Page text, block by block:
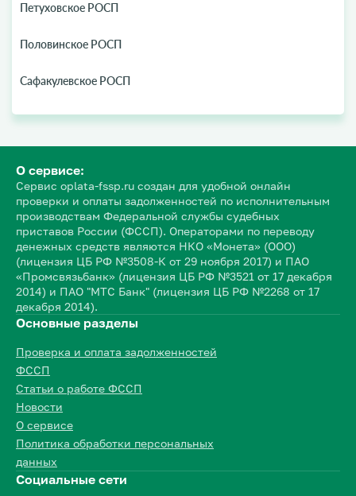
Петуховское РОСП
Половинское РОСП
Сафакулевское РОСП
О сервисе:
Сервис oplata-fssp.ru создан для удобной онлайн
проверки и оплаты задолженностей по исполнительным
производствам Федеральной службы судебных
приставов России (ФССП). Операторами по переводу
денежных средств являются НКО «Монета» (ООО)
(лицензия ЦБ РФ №3508-К от 29 ноября 2017) и ПАО
«Промсвязьбанк» (лицензия ЦБ РФ №3521 от 17 декабря
2014) и ПАО "МТС Банк" (лицензия ЦБ РФ №2268 от 17
декабря 2014).
Основные разделы
Проверка и оплата задолженностей
ФССП
Статьи о работе ФССП
Новости
О сервисе
Политика обработки персональных
данных
Социальные сети